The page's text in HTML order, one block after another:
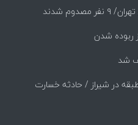
شدند
ربوده شدن
شد
در شیراز / حادثه خسارت